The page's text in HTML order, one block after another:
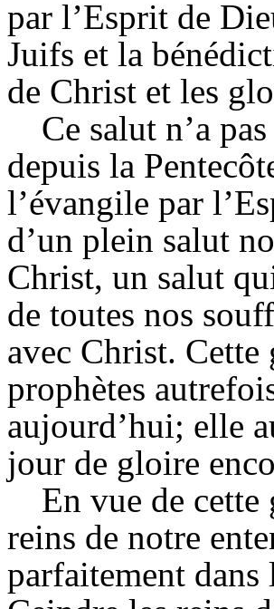
par l’Esprit de
Juifs et la
de Christ et les
Ce salut n’a
depuis la
l’évangile par
d’un plein salut
Christ, un salut
de toutes nos
avec Christ. Cette
prophètes
aujourd’hui; elle
jour de gloire
En vue de
reins de notre
parfaitement